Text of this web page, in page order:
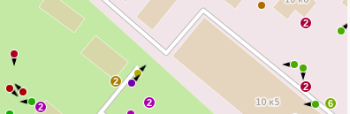
2
2
2
2
2
6